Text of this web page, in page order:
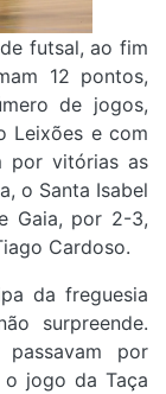
futsal, ao fim
12 pontos,
de jogos,
Leixões e com
por vitórias as
o Santa Isabel
Gaia, por 2-3,
Cardoso.
da freguesia
surpreende.
passavam por
o jogo da Taça